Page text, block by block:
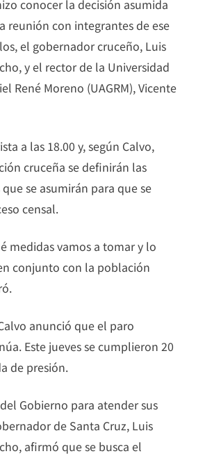
conocer la decisión asumida
reunión con integrantes de ese
el gobernador cruceño, Luis
y el rector de la Universidad
René Moreno (UAGRM), Vicente
a las 18.00 y, según Calvo,
cruceña se definirán las
se asumirán para que se
censal.
medidas vamos a tomar y lo
conjunto con la población
anunció que el paro
Este jueves se cumplieron 20
de presión.
Gobierno para atender sus
de Santa Cruz, Luis
afirmó que se busca el